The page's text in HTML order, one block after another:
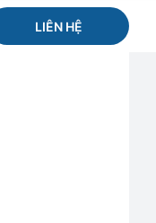
LIÊN HỆ
xuất tế bào
chống